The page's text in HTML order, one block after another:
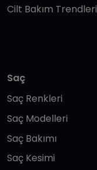
Cilt Bakım Trendleri
Saç
Saç Renkleri
Saç Modelleri
Saç Bakımı
Saç Kesimi